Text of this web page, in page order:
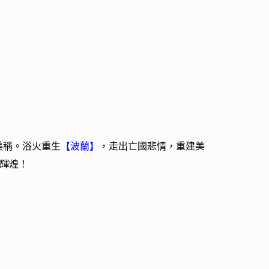
。浴火重生 【波蘭】 ，走出亡國悲情，重建美
煌！